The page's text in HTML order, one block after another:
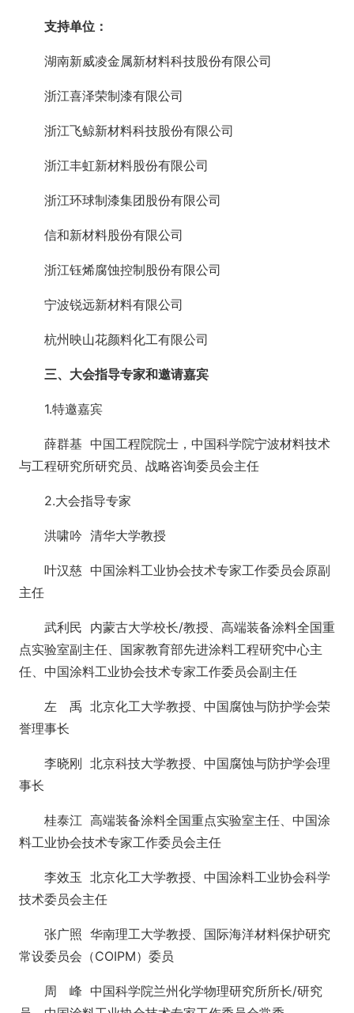
支持单位：
湖南新威凌金属新材料科技股份有限公司
浙江喜泽荣制漆有限公司
浙江飞鲸新材料科技股份有限公司
浙江丰虹新材料股份有限公司
浙江环球制漆集团股份有限公司
信和新材料股份有限公司
浙江钰烯腐蚀控制股份有限公司
宁波锐远新材料有限公司
杭州映山花颜料化工有限公司
三、大会指导专家和邀请嘉宾
1.特邀嘉宾
薛群基 中国工程院院士，中国科学院宁波材料技术
与工程研究所研究员、战略咨询委员会主任
2.大会指导专家
洪啸吟 清华大学教授
叶汉慈 中国涂料工业协会技术专家工作委员会原副
主任
武利民 内蒙古大学校长/教授、高端装备涂料全国重
点实验室副主任、国家教育部先进涂料工程研究中心主
任、中国涂料工业协会技术专家工作委员会副主任
左 禹 北京化工大学教授、中国腐蚀与防护学会荣
誉理事长
李晓刚 北京科技大学教授、中国腐蚀与防护学会理
事长
桂泰江 高端装备涂料全国重点实验室主任、中国涂
料工业协会技术专家工作委员会主任
李效玉 北京化工大学教授、中国涂料工业协会科学
技术委员会主任
张广照 华南理工大学教授、国际海洋材料保护研究
常设委员会（COIPM）委员
周 峰 中国科学院兰州化学物理研究所所长/研究